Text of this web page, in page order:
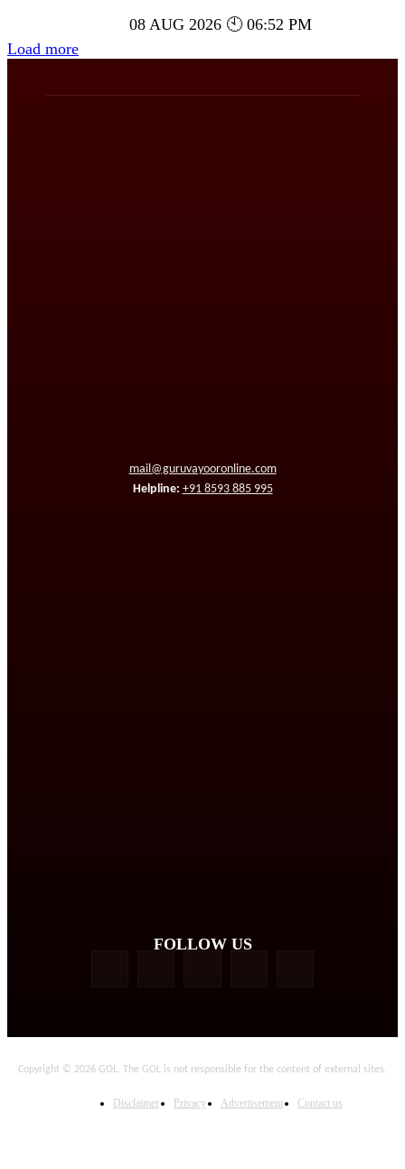
08 AUG 2026 🕙 06:52 PM
Load more
mail@guruvayooronline.com
Helpline: +91 8593 885 995
FOLLOW US
Copyright © 2026 GOL. The GOL is not responsible for the content of external sites.
Disclaimer Privacy Advertisement Contact us